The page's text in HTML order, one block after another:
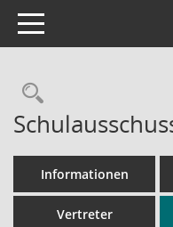
Toggle navigation
Informationen
Vertreter